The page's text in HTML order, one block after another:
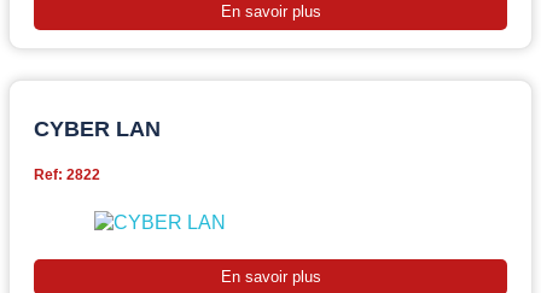
En savoir plus
CYBER LAN
Ref: 2822
En savoir plus